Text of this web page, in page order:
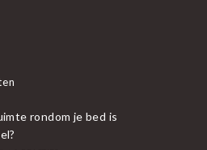
rondom je bed is